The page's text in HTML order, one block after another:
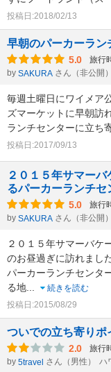
投稿日:2018/02/13
早朝のパーカーラ
5.0 旅行
by SAKURA さん（非公開）
毎週土曜日にワイメア
ズマーケットに早朝訪
ランチセンターに立ち
投稿日:2017/09/13
２０１５年サマー
るパーカーランチ
5.0 旅行
by SAKURA さん（非公開）
２０１５年サマーバケ
のお昼過ぎに訪れまし
パーカーランチセンタ
る地
続きを読む
投稿日:2015/08/29
ついでの立ち寄りポ
2.0 旅行
by 5travel さん（男性） ハ